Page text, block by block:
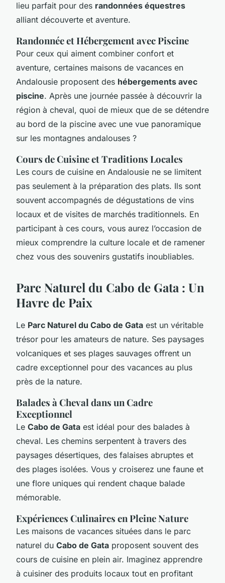
lieu parfait pour des randonnées équestres
alliant découverte et aventure.
Randonnée et Hébergement avec Piscine
Pour ceux qui aiment combiner confort et
aventure, certaines maisons de vacances en
Andalousie proposent des hébergements avec
piscine. Après une journée passée à découvrir la
région à cheval, quoi de mieux que de se détendre
au bord de la piscine avec une vue panoramique
sur les montagnes andalouses ?
Cours de Cuisine et Traditions Locales
Les cours de cuisine en Andalousie ne se limitent
pas seulement à la préparation des plats. Ils sont
souvent accompagnés de dégustations de vins
locaux et de visites de marchés traditionnels. En
participant à ces cours, vous aurez l’occasion de
mieux comprendre la culture locale et de ramener
chez vous des souvenirs gustatifs inoubliables.
Parc Naturel du Cabo de Gata : Un
Havre de Paix
Le Parc Naturel du Cabo de Gata est un véritable
trésor pour les amateurs de nature. Ses paysages
volcaniques et ses plages sauvages offrent un
cadre exceptionnel pour des vacances au plus
près de la nature.
Balades à Cheval dans un Cadre
Exceptionnel
Le Cabo de Gata est idéal pour des balades à
cheval. Les chemins serpentent à travers des
paysages désertiques, des falaises abruptes et
des plages isolées. Vous y croiserez une faune et
une flore uniques qui rendent chaque balade
mémorable.
Expériences Culinaires en Pleine Nature
Les maisons de vacances situées dans le parc
naturel du Cabo de Gata proposent souvent des
cours de cuisine en plein air. Imaginez apprendre
à cuisiner des produits locaux tout en profitant